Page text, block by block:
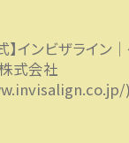
】インビザライン
式会社
)